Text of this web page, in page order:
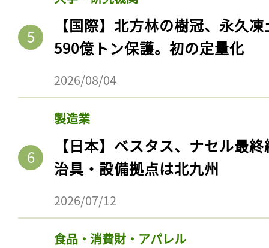
【国際】北方林の樹冠、永久
590億トン保護。初の定量化
2026/08/04
製造業
【日本】ベスタス、ナセル最
治具・設備拠点は北九州
2026/07/12
食品・消費財・アパレル